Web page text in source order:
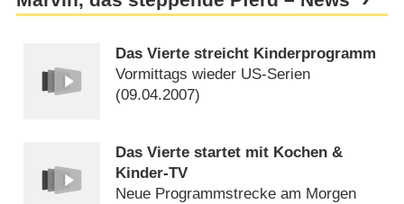
Das Vierte streicht Kinderprogramm
Vormittags wieder US-Serien
(09.04.2007)
Das Vierte startet mit Kochen &
Kinder-TV
Neue Programmstrecke am Morgen